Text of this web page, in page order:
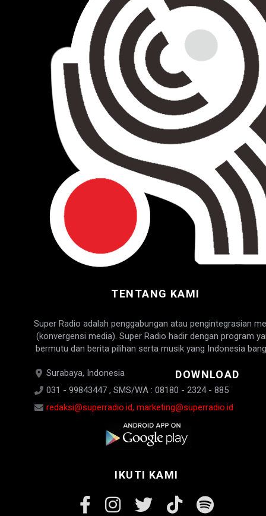
TENTANG KAMI
Super Radio adalah penggabungan atau pengintegrasian
(konvergensi media). Super Radio hadir dengan program
bermutu dan berita pilihan serta musik yang Indonesia
Surabaya, Indonesia
031 - 99843447 , SMS/WA : 08180 - 2324 - 885
redaksi@superradio.id, marketing@superradio.id
DOWNLOAD
IKUTI KAMI